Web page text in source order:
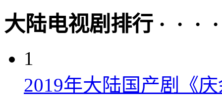
大陆电视剧排行 · · ·
1
2019年大陆国产剧《